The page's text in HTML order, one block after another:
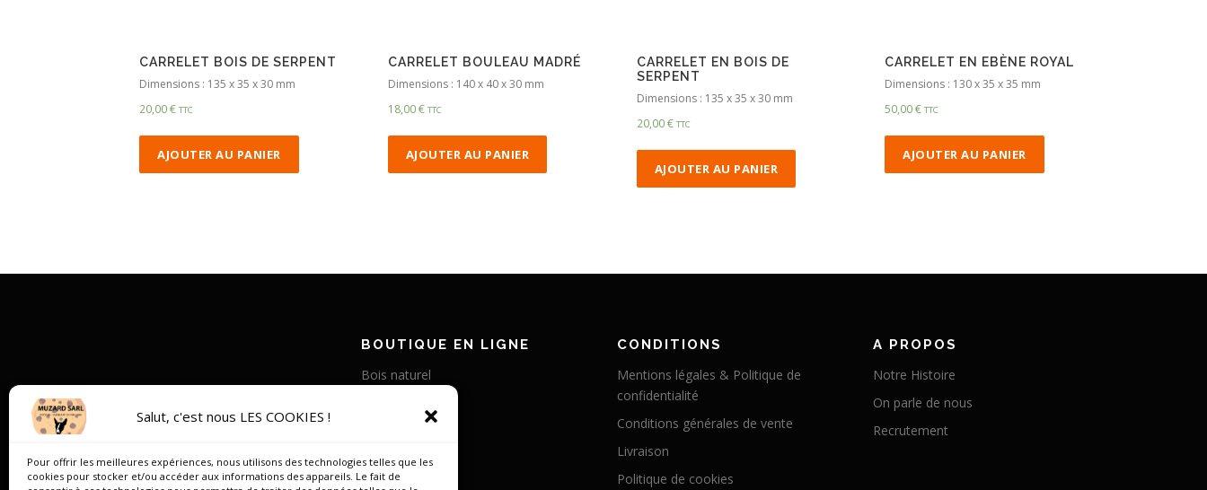
Salut, c'est nous LES COOKIES !
Pour offrir les meilleures expériences, nous utilisons des technologies telles que les
cookies pour stocker et/ou accéder aux informations des appareils. Le fait de
CARRELET BOIS DE SERPENT
Dimensions : 135 x 35 x 30 mm
20,00€ TTC
AJOUTER AU PANIER
CARRELET BOULEAU MADRÉ
Dimensions : 140 x 40 x 30 mm
18,00€ TTC
AJOUTER AU PANIER
CARRELET EN BOIS DE
SERPENT
Dimensions : 135 x 35 x 30 mm
20,00€ TTC
AJOUTER AU PANIER
CARRELET EN EBÈNE ROYAL
Dimensions : 130 x 35 x 35 mm
50,00€ TTC
AJOUTER AU PANIER
BOUTIQUE EN LIGNE
Bois naturel
Os de chameau
Bois de cerf
CONDITIONS
Mentions légales & Politique de
confidentialité
Conditions générales de vente
Livraison
Politique de cookies
A PROPOS
Notre Histoire
On parle de nous
Recrutement